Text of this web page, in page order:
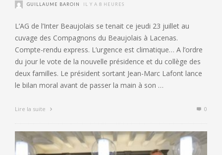
GUILLAUME BAROIN IL Y A 8 HEURES
L’AG de l’Inter Beaujolais se tenait ce jeudi 23 juillet au
cuvage des Compagnons du Beaujolais à Lacenas.
Compte-rendu express. L’urgence est climatique… A l’ordre
du jour le vote de la nouvelle présidence et du collège des
deux familles. Le président sortant Jean-Marc Lafont lance
le bilan moral avant de passer la main à son …
Lire la suite 0